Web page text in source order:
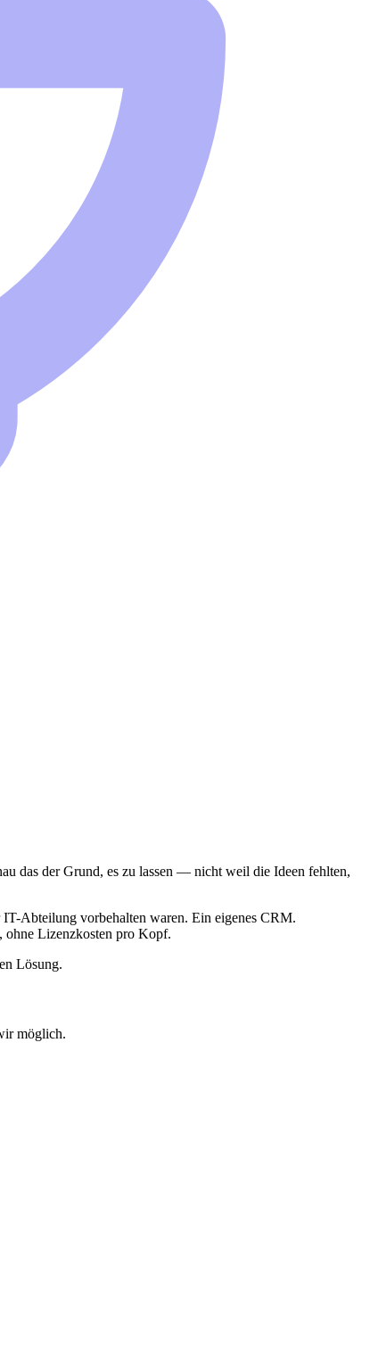
das der Grund, es zu lassen — nicht weil die Ideen fehlten,
Abteilung vorbehalten waren. Ein eigenes CRM.
Lizenzkosten pro Kopf.
Lösung.
möglich.